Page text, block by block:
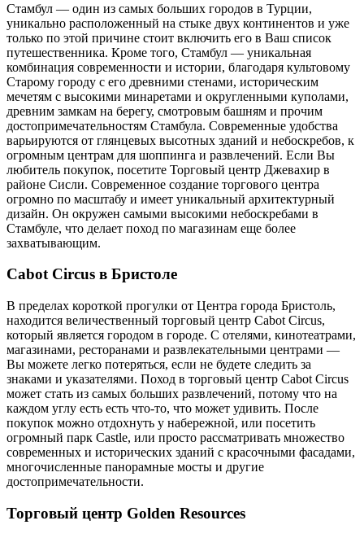
Стамбул — один из самых больших городов в Турции,
уникально расположенный на стыке двух континентов и уже
только по этой причине стоит включить его в Ваш список
путешественника. Кроме того, Стамбул — уникальная
комбинация современности и истории, благодаря культовому
Старому городу с его древними стенами, историческим
мечетям с высокими минаретами и округленными куполами,
древним замкам на берегу, смотровым башням и прочим
достопримечательностям Стамбула. Современные удобства
варьируются от глянцевых высотных зданий и небоскребов, к
огромным центрам для шоппинга и развлечений. Если Вы
любитель покупок, посетите Торговый центр Джевахир в
районе Сисли. Современное создание торгового центра
огромно по масштабу и имеет уникальный архитектурный
дизайн. Он окружен самыми высокими небоскребами в
Стамбуле, что делает поход по магазинам еще более
захватывающим.
Cabot Circus в Бристоле
В пределах короткой прогулки от Центра города Бристоль,
находится величественный торговый центр Cabot Circus,
который является городом в городе. С отелями, кинотеатрами,
магазинами, ресторанами и развлекательными центрами —
Вы можете легко потеряться, если не будете следить за
знаками и указателями. Поход в торговый центр Cabot Circus
может стать из самых больших развлечений, потому что на
каждом углу есть есть что-то, что может удивить. После
покупок можно отдохнуть у набережной, или посетить
огромный парк Castle, или просто рассматривать множество
современных и исторических зданий с красочными фасадами,
многочисленные панорамные мосты и другие
достопримечательности.
Торговый центр Golden Resources